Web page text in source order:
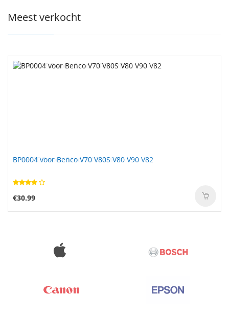
Meest verkocht
BP0004 voor Benco V70 V80S V80 V90 V82
€30.99